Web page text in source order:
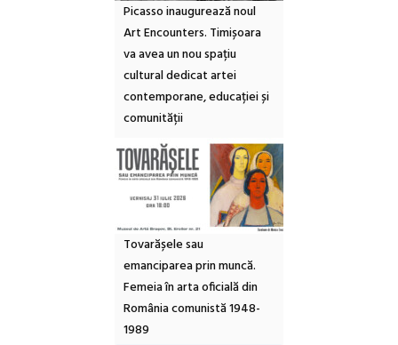
Picasso inaugurează noul
Art Encounters. Timișoara
va avea un nou spațiu
cultural dedicat artei
contemporane, educației și
comunității
Tovarășele sau
emanciparea prin muncă.
Femeia în arta oficială din
România comunistă 1948-
1989